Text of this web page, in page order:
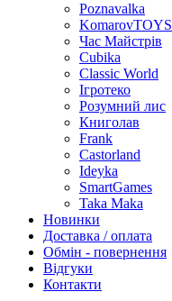
Poznavalka
KomarovTOYS
Час Майстрів
Cubika
Classic World
Ігротеко
Розумний лис
Книголав
Frank
Castorland
Ideyka
SmartGames
Taka Maka
Новинки
Доставка / оплата
Обмін - повернення
Відгуки
Контакти